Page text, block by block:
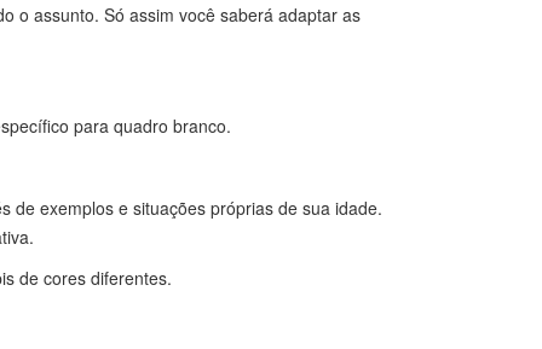
o assunto. Só assim você saberá adaptar as
para quadro branco.
de exemplos e situações próprias de sua idade.
de cores diferentes.